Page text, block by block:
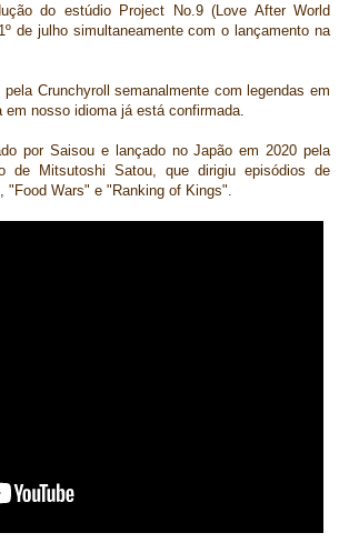
do estúdio Project No.9 (Love After World
de julho simultaneamente com o lançamento na
Crunchyroll semanalmente com legendas em
nosso idioma já está confirmada.
por Saisou e lançado no Japão em 2020 pela
de Mitsutoshi Satou, que dirigiu episódios de
Wars" e "Ranking of Kings".